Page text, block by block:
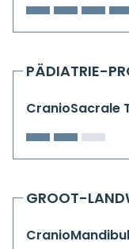
PÄDIATRIE-
CranioSacrale
GROOT-